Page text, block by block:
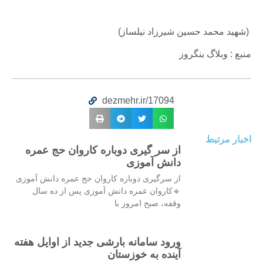
(شهید محمد حسین شیرزاد نیلساز)
منبع : وبلاگ بنگروز
dezmehr.ir/17094
اخبار مرتبط
از سر گیری دوباره کاروان حج عمره
دانش آموزی
از سرگیری دوباره کاروان حج عمره دانش آموزی
🔹کاروان عمره دانش آموزی پس از ده سال
وقفه، صبح امروز با
ورود سامانه بارشی جدید از اوایل هفته
آینده به خوزستان